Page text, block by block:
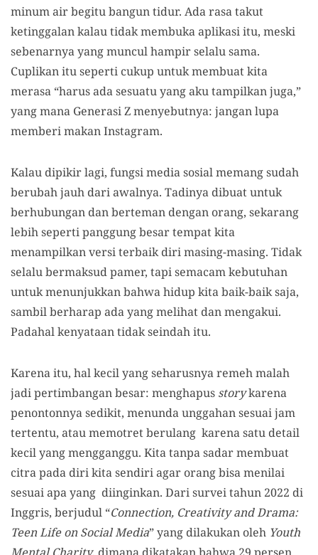
minum air begitu bangun tidur. Ada rasa takut
ketinggalan kalau tidak membuka aplikasi itu, meski
sebenarnya yang muncul hampir selalu sama.
Cuplikan itu seperti cukup untuk membuat kita
merasa “harus ada sesuatu yang aku tampilkan juga,”
yang mana Generasi Z menyebutnya: jangan lupa
memberi makan Instagram.
Kalau dipikir lagi, fungsi media sosial memang sudah
berubah jauh dari awalnya. Tadinya dibuat untuk
berhubungan dan berteman dengan orang, sekarang
lebih seperti panggung besar tempat kita
menampilkan versi terbaik diri masing-masing. Tidak
selalu bermaksud pamer, tapi semacam kebutuhan
untuk menunjukkan bahwa hidup kita baik-baik saja,
sambil berharap ada yang melihat dan mengakui.
Padahal kenyataan tidak seindah itu.
Karena itu, hal kecil yang seharusnya remeh malah
jadi pertimbangan besar: menghapus storykarena
penontonnya sedikit, menunda unggahan sesuai jam
tertentu, atau memotret berulang karena satu detail
kecil yang mengganggu. Kita tanpa sadar membuat
citra pada diri kita sendiri agar orang bisa menilai
sesuai apa yang diinginkan. Dari survei tahun 2022 di
Inggris, berjudul “Connection, Creativity and Drama:
Teen Life on Social Media” yang dilakukan oleh Youth